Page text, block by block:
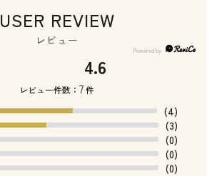
USER REVIEW
レビュー
4.6
レビュー件数：7 件
(4)
(3)
(0)
(0)
(0)